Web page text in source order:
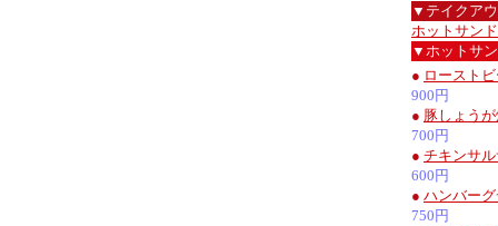
▼テイクア
ホットサンド
▼ホットサ
● ロースト
900円
● 豚しょう
700円
● チキンサ
600円
● ハンバー
750円